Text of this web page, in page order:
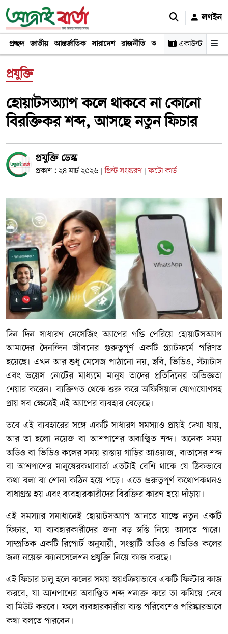
লগইন
প্রচ্ছদ জাতীয় আন্তর্জাতিক সারাদেশ রাজনীতি অর্থনীতি খেলা বিনোদন
একাউন্ট
প্রযুক্তি
হোয়াটসঅ্যাপ কলে থাকবে না কোনো
বিরক্তিকর শব্দ, আসছে নতুন ফিচার
প্রযুক্তি ডেস্ক
প্রকাশ : ২৪ মার্চ ২০২৬ | প্রিন্ট সংস্করণ | ফটো কার্ড
দিন দিন সাধারণ মেসেজিং অ্যাপের গণ্ডি পেরিয়ে হোয়াটসঅ্যাপ
আমাদের দৈনন্দিন জীবনের গুরুত্বপূর্ণ একটি প্ল্যাটফর্মে পরিণত
হয়েছে। এখন আর শুধু মেসেজ পাঠানো নয়, ছবি, ভিডিও, স্ট্যাটাস
এবং ভয়েস নোটের মাধ্যমে মানুষ তাদের প্রতিদিনের অভিজ্ঞতা
শেয়ার করেন। ব্যক্তিগত থেকে শুরু করে অফিসিয়াল যোগাযোগসহ
প্রায় সব ক্ষেত্রেই এই অ্যাপের ব্যবহার বেড়েছে।
তবে এই ব্যবহারের সঙ্গে একটি সাধারণ সমস্যাও প্রায়ই দেখা যায়,
আর তা হলো নয়েজ বা আশপাশের অবাঞ্ছিত শব্দ। অনেক সময়
অডিও বা ভিডিও কলের সময় রাস্তায় গাড়ির আওয়াজ, বাতাসের শব্দ
বা আশপাশের মানুষেরকথাবার্তা এতটাই বেশি থাকে যে ঠিকভাবে
কথা বলা বা শোনা কঠিন হয়ে পড়ে। এতে গুরুত্বপূর্ণ কথোপকথনও
বাধাগ্রস্ত হয় এবং ব্যবহারকারীদের বিরক্তির কারণ হয়ে দাঁড়ায়।
এই সমস্যার সমাধানেই হোয়াটসঅ্যাপ আনতে যাচ্ছে নতুন একটি
ফিচার, যা ব্যবহারকারীদের জন্য বড় স্বস্তি নিয়ে আসতে পারে।
সাম্প্রতিক একটি রিপোর্ট অনুযায়ী, সংস্থাটি অডিও ও ভিডিও কলের
জন্য নয়েজ ক্যানসেলেশন প্রযুক্তি নিয়ে কাজ করছে।
এই ফিচার চালু হলে কলের সময় স্বয়ংক্রিয়ভাবে একটি ফিল্টার কাজ
করবে, যা আশপাশের অবাঞ্ছিত শব্দ শনাক্ত করে তা কমিয়ে দেবে
বা মিউট করবে। ফলে ব্যবহারকারীরা ব্যস্ত পরিবেশেও পরিষ্কারভাবে
কথা বলতে পারবেন।